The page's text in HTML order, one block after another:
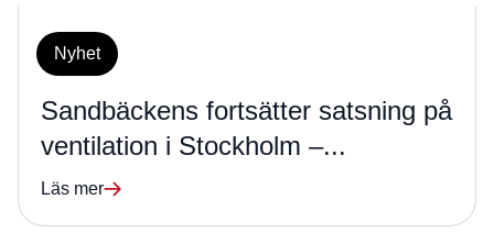
Nyhet
Sandbäckens fortsätter satsning på
ventilation i Stockholm –...
Läs mer